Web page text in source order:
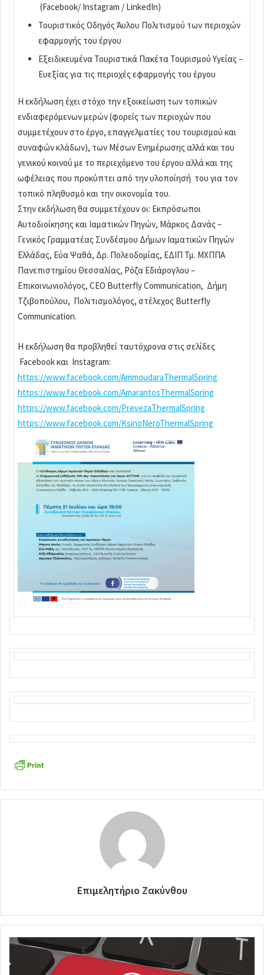
(Facebook/ Instagram / LinkedIn)
Τουριστικός Οδηγός Άυλου Πολιτισμού των περιοχών
εφαρμογής του έργου
Εξειδικευμένα Τουριστικά Πακέτα Τουρισμού Υγείας –
Ευεξίας για τις περιοχές εφαρμογής του έργου
Η εκδήλωση έχει στόχο την εξοικείωση των τοπικών
ενδιαφερόμενων μερών (φορείς των περιοχών που
συμμετέχουν στο έργο, επαγγελματίες του τουρισμού και
συναφών κλάδων), των Μέσων Ενημέρωσης αλλά και του
γενικού κοινού με το περιεχόμενο του έργου αλλά και της
ωφέλειας που προκύπτει από την υλοποίησή του για τον
τοπικό πληθυσμό και την οικονομία του.
Στην εκδήλωση θα συμμετέχουν οι: Εκπρόσωποι
Αυτοδιοίκησης και Ιαματικών Πηγών, Μάρκος Δανάς –
Γενικός Γραμματέας Συνδέσμου Δήμων Ιαματικών Πηγών
Ελλάδας, Εύα Ψαθά, Δρ. Πολεοδομίας, ΕΔΙΠ Τμ. ΜΧΠΠΑ
Πανεπιστημίου Θεσσαλίας, Ρόζα Εδιάρογλου –
Επικοινωνιολόγος, CEO Butterfly Communication, Δήμη
Τζιβοπούλου, Πολιτισμολόγος, στέλεχος Butterfly
Communication.
Η εκδήλωση θα προβληθεί ταυτόχρονα στις σελίδες
Facebook και Instagram:
https://www.facebook.com/AmmoudaraThermalSpring
https://www.facebook.com/AmarantosThermalSpring
https://www.facebook.com/PrevezaThermalSpring
https://www.facebook.com/KsinoNeroThermalSpring
Επιμελητήριο Ζακύνθου